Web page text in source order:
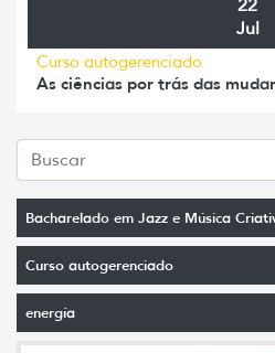
Bacharelado em Jazz e Música
Curso autogerenciado
energía
22
Jul
Curso autogerenciado
As ciências por trás das